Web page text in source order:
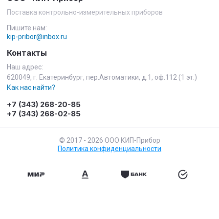
Поставка контрольно-измерительных приборов
Пишите нам:
kip-pribor@inbox.ru
Контакты
Наш адрес:
620049, г. Екатеринбург, пер.Автоматики, д.1, оф.112 (1 эт.)
Как нас найти?
+7 (343) 268-20-85
+7 (343) 268-02-85
© 2017 - 2026 ООО КИП-Прибор
Политика конфиденциальности